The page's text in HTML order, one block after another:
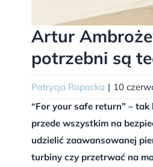
Artur
potrzebni są
Patrycja Rapacka | 10
“For your safe return” –
przede wszystkim na
udzielić zaawansowanej
turbiny czy przetrwać na